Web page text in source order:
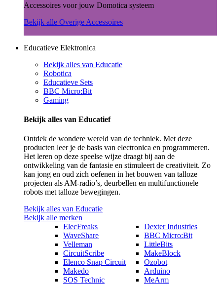
Accessoires voor jouw Domotica systeem
Bekijk alle Overige Accessoires
Educatieve Elektronica
Bekijk alles van Educatie
Robotica
Educatieve Sets
BBC Micro:Bit
Gaming
Bekijk alles van Educatief
Ontdek de wondere wereld van de techniek. Met deze
producten leer je de basis van electronica en programmeren.
Het leren op deze speelse wijze draagt bij aan de
ontwikkeling van de fantasie en stimuleert de creativiteit. Zo
kan jong en oud zich oefenen in het bouwen van talloze
projecten als AM-radio’s, deurbellen en multifunctionele
robots met talloze bewegingen.
Bekijk alles van Educatie
Bekijk alle merken
ElecFreaks
WaveShare
Velleman
CircuitScribe
Elenco Snap Circuit
Makedo
SOS Technic
Dexter Industries
BBC Micro:Bit
LittleBits
MakeBlock
Ozobot
Arduino
MeArm